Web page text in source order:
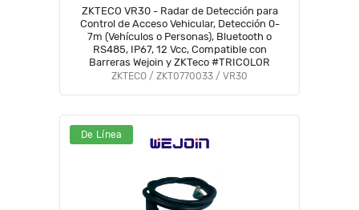
ZKTECO VR30 - Radar de Detección para
Control de Acceso Vehicular, Detección 0-
7m (Vehículos o Personas), Bluetooth o
RS485, IP67, 12 Vcc, Compatible con
Barreras Wejoin y ZKTeco #TRICOLOR
ZKTECO / ZKT0770033 / VR30
De Línea